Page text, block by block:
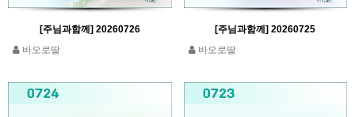
[주님과함께] 20260726
바오로딸
[주님과함께] 20260725
바오로딸